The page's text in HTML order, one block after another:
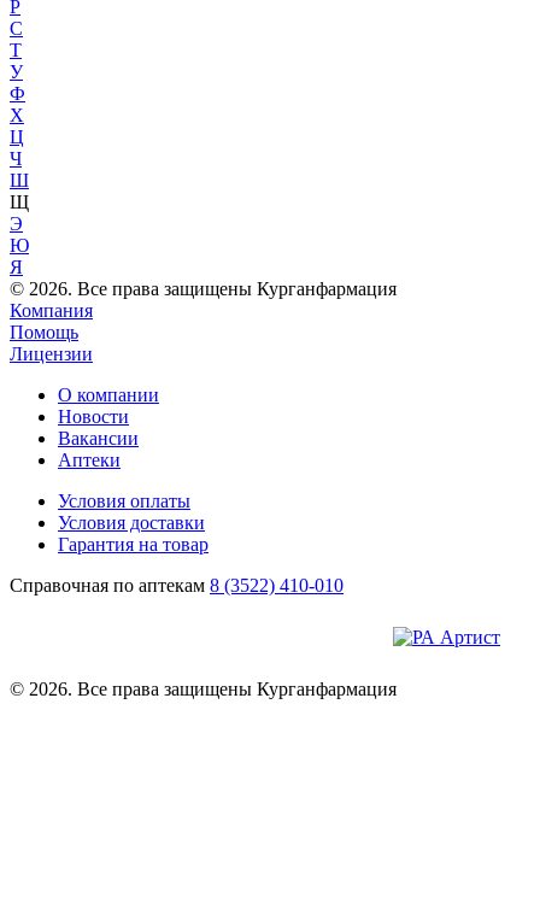
Р
С
Т
У
Ф
Х
Ц
Ч
Ш
Щ
Э
Ю
Я
© 2026. Все права защищены Курганфармация
Компания
Помощь
Лицензии
О компании
Новости
Вакансии
Аптеки
Условия оплаты
Условия доставки
Гарантия на товар
Справочная по аптекам 8 (3522) 410-010
© 2026. Все права защищены Курганфармация